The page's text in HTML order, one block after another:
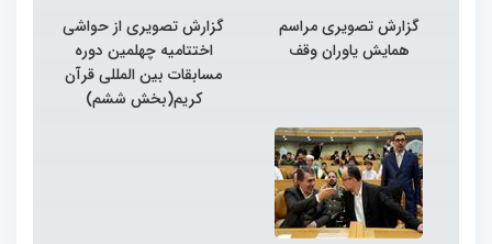
گزارش تصویری مراسم
همایش یاوران وقف
گزارش تصویری از حواشی
اختتامیه چهلمین دوره
مسابقات بین المللی قرآن
کریم(بخش ششم)